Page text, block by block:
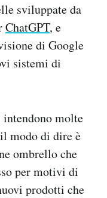
sviluppate da
ChatGPT, e
di Google
sistemi di
molte
modo di dire è
ombrello che
per motivi di
prodotti che